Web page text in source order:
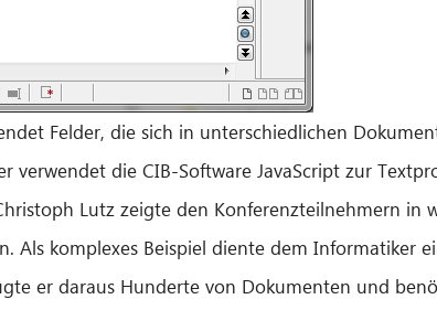
Felder, die sich in unterschiedlichen
verwendet die CIB-Software JavaScript zur
Lutz zeigte den Konferenzteilnehmern in
Als komplexes Beispiel diente dem Informatiker
er daraus Hunderte von Dokumenten und